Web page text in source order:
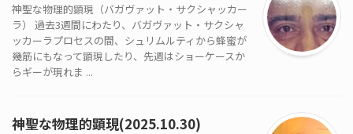
神聖な物理的顕現（バガヴァット・サクシャッカー
ラ） 過去3週間にわたり、バガヴァット・サクシャ
ッカーラプロセスの間、シュリムルティから蜂蜜が
幾筋にもなって顕現したり、先週はショーケースか
らギーが現れま ...
神聖な物理的顕現(2025.10.30)